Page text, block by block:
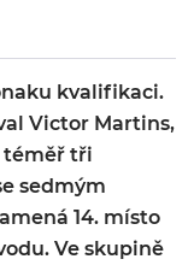
kvalifikaci.
Victor Martins,
téměř tři
sedmým
14. místo
Ve skupině